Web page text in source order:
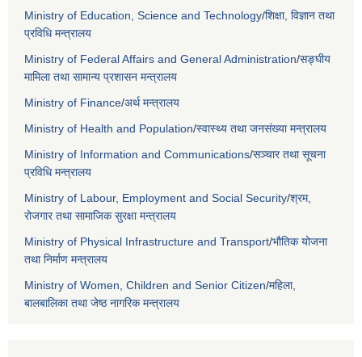
Ministry of Education, Science and Technology/शिक्षा, विज्ञान तथा
प्रविधि मन्त्रालय
Ministry of Federal Affairs and General Administration/सङ्घीय
मामिला तथा सामान्य प्रशासन मन्त्रालय
Ministry of Finance/अर्थ मन्त्रालय
Ministry of Health and Population/स्वास्थ्य तथा जनसंख्या मन्त्रालय
Ministry of Information and Communications/सञ्चार तथा सूचना
प्रविधि मन्त्रालय
Ministry of Labour, Employment and Social Security/श्रम,
रोजगार तथा सामाजिक सुरक्षा मन्त्रालय
Ministry of Physical Infrastructure and Transport/भौतिक योजना
तथा निर्माण मन्त्रालय
Ministry of Women, Children and Senior Citizen/महिला,
बालबालिका तथा जेष्ठ नागरिक मन्त्रालय